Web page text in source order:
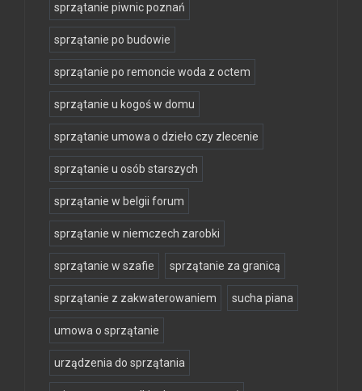
sprzątanie piwnic poznań
sprzątanie po budowie
sprzątanie po remoncie woda z octem
sprzątanie u kogoś w domu
sprzątanie umowa o dzieło czy zlecenie
sprzątanie u osób starszych
sprzątanie w belgii forum
sprzątanie w niemczech zarobki
sprzątanie w szafie sprzątanie za granicą
sprzątanie z zakwaterowaniem sucha piana
umowa o sprzątanie
urządzenia do sprzątania